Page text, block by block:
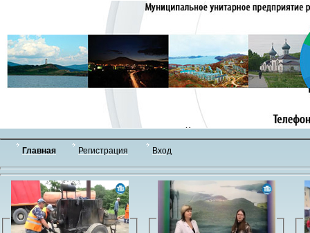
Главная Регистрация Вход